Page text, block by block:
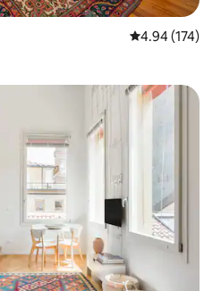
औसत रेटिंग 5 में से
4.94 (174)